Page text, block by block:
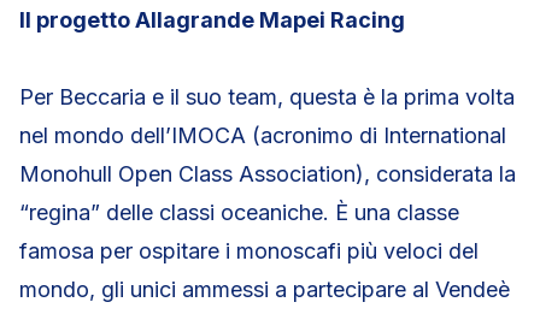
Il progetto Allagrande Mapei Racing
Per Beccaria e il suo team, questa è la prima volta
nel mondo dell’IMOCA (acronimo di International
Monohull Open Class Association), considerata la
“regina” delle classi oceaniche. È una classe
famosa per ospitare i monoscafi più veloci del
mondo, gli unici ammessi a partecipare al Vendeè